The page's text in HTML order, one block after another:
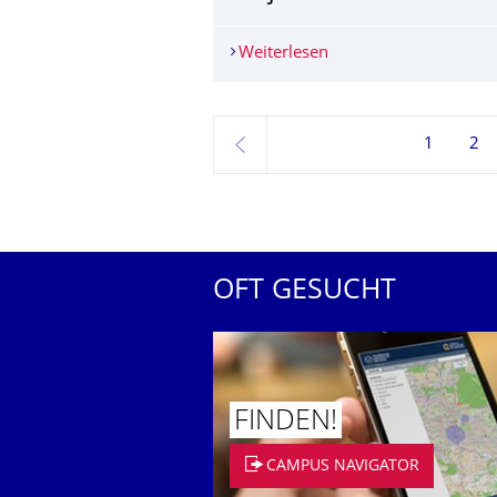
Weiterlesen COSMO
zurück
1 2
OFT GESUCHT
FINDEN!
CAMPUS NAVIGATOR